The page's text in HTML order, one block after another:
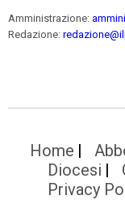
Amministrazione:
Redazione:
Home
Diocesi
Privacy